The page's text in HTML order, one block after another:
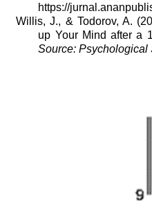
https://
Willis, J., & Todorov, A.
up Your Mind after a
Source: Psychological